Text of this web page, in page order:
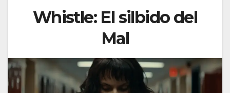
Whistle: El silbido del
Mal